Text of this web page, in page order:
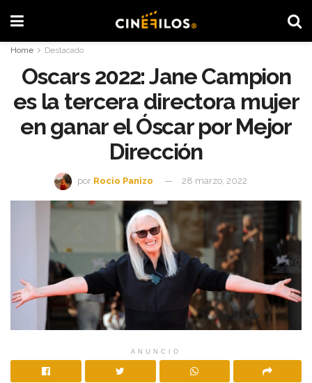
Home Destacado
Oscars 2022: Jane Campion
es la tercera directora mujer
en ganar el Óscar por Mejor
Dirección
por Rocio Panizo 28 marzo, 2022
ANUNCIO